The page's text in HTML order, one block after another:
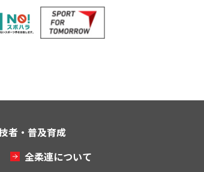
者・普及育成
全柔連について